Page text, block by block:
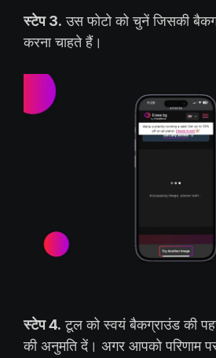
स्टेप 3. उस फोटो को चुनें जिसकी
करना चाहते हैं।
स्टेप 4. टूल को स्वयं बैकग्राउंड की
की अनुमति दें। अगर आपको परिणाम